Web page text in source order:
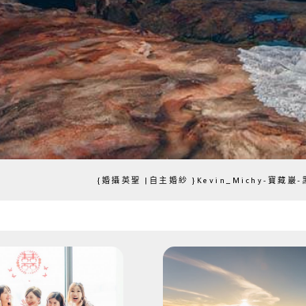
{婚攝英聖 |自主婚紗 }Kevin_Michy-寶藏巖-